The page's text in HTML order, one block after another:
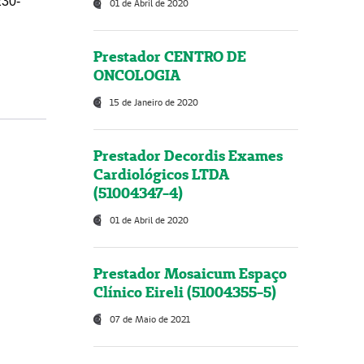
01 de Abril de 2020
Prestador CENTRO DE
ONCOLOGIA
15 de Janeiro de 2020
Prestador Decordis Exames
Cardiológicos LTDA
(51004347-4)
01 de Abril de 2020
Prestador Mosaicum Espaço
Clínico Eireli (51004355-5)
07 de Maio de 2021